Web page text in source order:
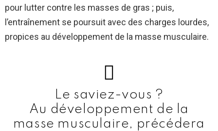
pour lutter contre les masses de gras ; puis,
l’entraînement se poursuit avec des charges lourdes,
propices au développement de la masse musculaire.
Le saviez-vous ?
Au développement de la
masse musculaire, précédera